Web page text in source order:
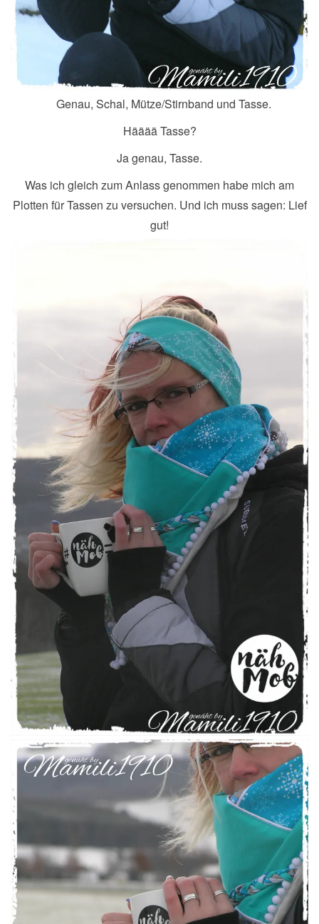
Genau, Schal, Mütze/Stirnband und Tasse.
Hääää Tasse?
Ja genau, Tasse.
Was ich gleich zum Anlass genommen habe mich am
Plotten für Tassen zu versuchen. Und ich muss sagen: Lief
gut!